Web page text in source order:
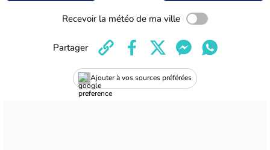
Recevoir la météo de ma ville
Ajouter à vos sources préférées
Partager